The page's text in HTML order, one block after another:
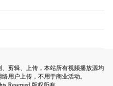
剪辑、上传，本站所有视频播放源均
用户上传，不用于商业活动。